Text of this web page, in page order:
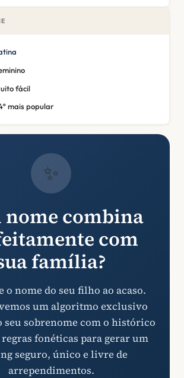
fácil
mais popular
✨
nome combina
com
família?
o nome do seu filho ao acaso.
um algoritmo exclusivo
seu sobrenome com o histórico
regras fonéticas para gerar um
seguro, único e livre de
arrependimentos.